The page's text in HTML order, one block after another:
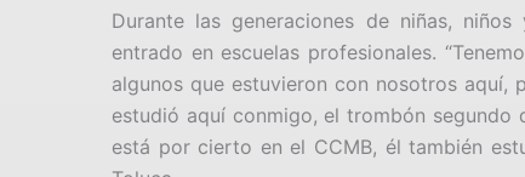
Durante las generaciones de niñas,
entrado en escuelas profesionales.
algunos que estuvieron con nosotros
estudió aquí conmigo, el trombón segundo
está por cierto en el CCMB, él también